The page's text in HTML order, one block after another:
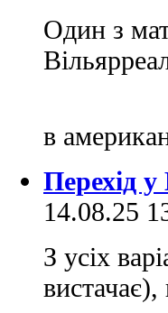
Один з
в
Перехід
14.08.25
З усіх